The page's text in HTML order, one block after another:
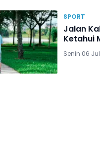
SPORT
Jalan
Ketahui
Senin 06